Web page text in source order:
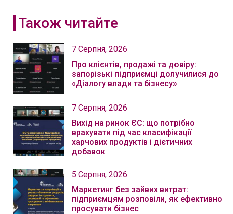
Також читайте
7 Серпня, 2026
Про клієнтів, продажі та довіру:
запорізькі підприємці долучилися до
«Діалогу влади та бізнесу»
7 Серпня, 2026
Вихід на ринок ЄС: що потрібно
врахувати під час класифікації
харчових продуктів і дієтичних
добавок
5 Серпня, 2026
Маркетинг без зайвих витрат:
підприємцям розповіли, як ефективно
просувати бізнес